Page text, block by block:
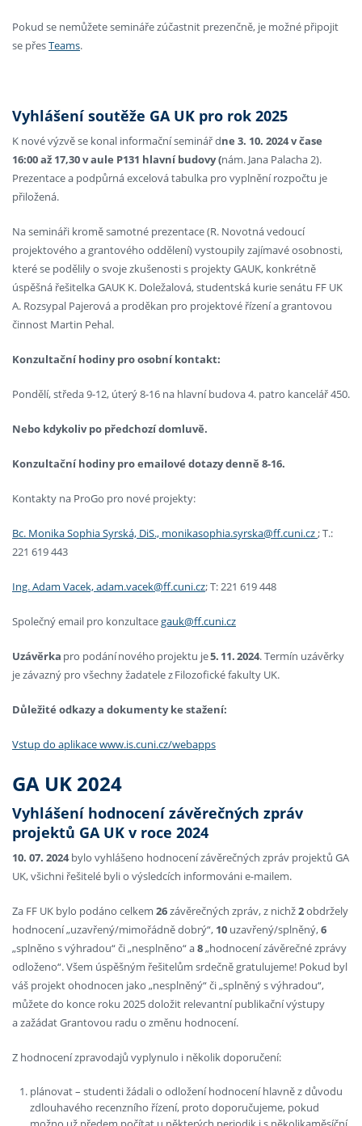
Pokud se nemůžete semináře zúčastnit prezenčně, je možné připojit
se přesTeams.
Vyhlášení soutěže GA UK pro rok 2025
K nové výzvě se konal informační seminář dne 3. 10. 2024 v čase
16:00 až 17,30 v aule P131 hlavní budovy (nám. Jana Palacha 2).
Prezentace a podpůrná excelová tabulka pro vyplnění rozpočtu je
přiložená.
Na semináři kromě samotné prezentace (R. Novotná vedoucí
projektového a grantového oddělení) vystoupily zajímavé osobnosti,
které se podělily o svoje zkušenosti s projekty GAUK, konkrétně
úspěšná řešitelka GAUK K. Doležalová, studentská kurie senátu FF UK
A. Rozsypal Pajerová a proděkan pro projektové řízení a grantovou
činnost Martin Pehal.
Konzultační hodiny pro osobní kontakt:
Pondělí, středa 9-12, úterý 8-16 na hlavní budova 4. patro kancelář 450.
Nebo kdykoliv po předchozí domluvě.
Konzultační hodiny pro emailové dotazy denně 8-16.
Kontakty na ProGo pro nové projekty:
Bc. Monika Sophia Syrská, DiS., monikasophia.syrska@ff.cuni.cz; T.:
221 619 443
Ing. Adam Vacek, adam.vacek@ff.cuni.cz; T: 221 619 448
Společný email pro konzultacegauk@ff.cuni.cz
Uzávěrka pro podání nového projektu je5. 11.2024. Termín uzávěrky
je závazný pro všechny žadatele z Filozofické fakulty UK.
Důležité odkazy a dokumenty ke stažení:
Vstup do aplikace www.is.cuni.cz/webapps
GA UK 2024
Vyhlášení hodnocení závěrečných zpráv
projektů GA UK v roce 2024
10. 07. 2024bylo vyhlášeno hodnocení závěrečných zpráv projektů GA
UK, všichni řešitelé byli o výsledcích informováni e-mailem.
Za FF UK bylo podáno celkem 26závěrečných zpráv, z nichž2obdržely
hodnocení „uzavřený/mimořádně dobrý“, 10 uzavřený/splněný,6
„splněno s výhradou“ či „nesplněno“ a8„hodnocení závěrečné zprávy
odloženo“. Všem úspěšným řešitelům srdečně gratulujeme! Pokud byl
váš projekt ohodnocen jako „nesplněný“ či „splněný s výhradou“,
můžete do konce roku 2025 doložit relevantní publikační výstupy
a zažádat Grantovou radu o změnu hodnocení.
Z hodnocení zpravodajů vyplynulo i několik doporučení:
plánovat – studenti žádali o odložení hodnocení hlavně z důvodu
zdlouhavého recenzního řízení, proto doporučujeme, pokud